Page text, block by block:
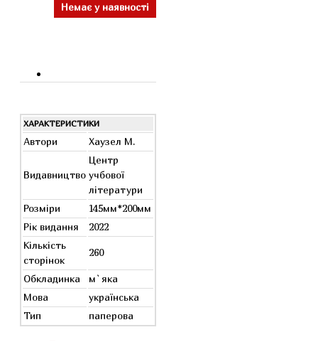
Немає у наявності
ХАРАКТЕРИСТИКИ
Автори Хаузел М.
Видавництво
Центр
учбової
літератури
Розміри
145мм*200мм
Рік видання
2022
Кількість
сторінок
260
Обкладинка
м`яка
Мова
українська
Тип
паперова